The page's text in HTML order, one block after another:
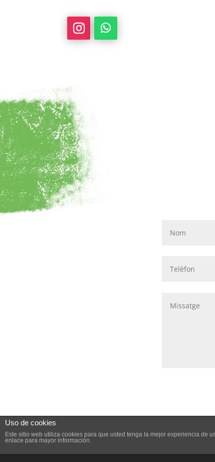
Uso de cookies
Este sitio web utiliza cookies para que usted tenga la mejor experiencia de
enlace para mayor información.